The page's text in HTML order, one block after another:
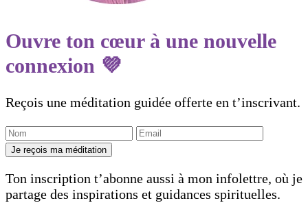
Ouvre ton cœur à une nouvelle
connexion 💜
Reçois une méditation guidée offerte en t’inscrivant.
Je reçois ma méditation
Ton inscription t’abonne aussi à mon infolettre, où je
partage des inspirations et guidances spirituelles.